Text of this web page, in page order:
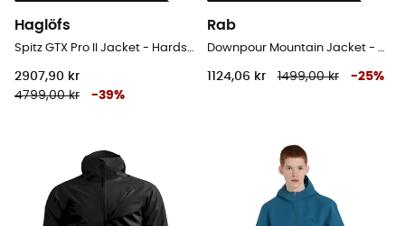
Haglöfs
Spitz GTX Pro II Jacket - Hardshell jakke - Herrer
2907,90 kr
4799,00 kr
-39%
Rab
Downpour Mountain Jacket - Hardshell jakke - Herrer
1124,06 kr 1499,00 kr -25%